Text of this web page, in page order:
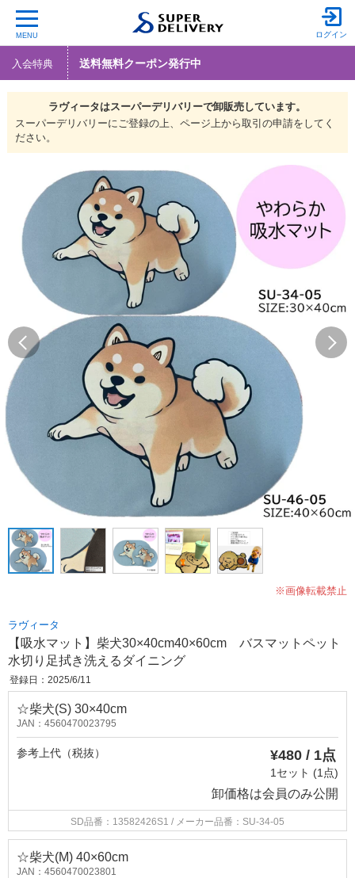
MENU ログイン
入会特典 送料無料クーポン発行中
ラヴィータはスーパーデリバリーで卸販売しています。
スーパーデリバリーにご登録の上、ページ上から取引の申請をしてく
ださい。
※画像転載禁止
ラヴィータ
【吸水マット】柴犬30×40cm40×60cm バスマットペット
水切り足拭き洗えるダイニング
登録日：2025/6/11
☆柴犬(S) 30×40cm
JAN：4560470023795
参考上代（税抜） ¥480 / 1点
1セット (1点)
卸価格は会員のみ公開
SD品番：13582426S1 / メーカー品番：SU-34-05
☆柴犬(М) 40×60cm
JAN：4560470023801